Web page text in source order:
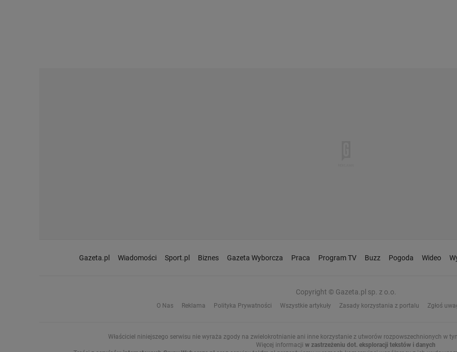
Gazeta.pl Wiadomości Sport.pl Biznes Gazeta Wyborcza Praca Program TV Buzz Pogoda Wideo
Copyright © Gazeta.pl sp. z o.o.
O Nas Reklama Polityka Prywatności Wszystkie artykuły Zasady korzystania z portalu Zgłoś
Właściciel niniejszego serwisu nie wyraża zgody na zwielokrotnianie ani inne korzystanie z utworów rozpowszechnionych w
Więcej informacji w zastrzeżeniu dot. eksploracji tekstów i danych